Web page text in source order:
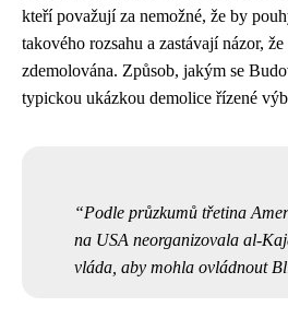
kteří považují za nemožné, že by
takového rozsahu a zastávají názor,
zdemolována. Způsob, jakým se
typickou ukázkou demolice řízené
Podle průzkumů třetina
na USA neorganizovala al-
vláda, aby mohla ovládnout